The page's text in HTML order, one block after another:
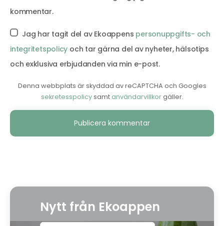
kommentar.
Jag har tagit del av Ekoappens personuppgifts- och
integritetspolicy och tar gärna del av nyheter, hälsotips
och exklusiva erbjudanden via min e-post.
Denna webbplats är skyddad av reCAPTCHA och Googles
sekretesspolicysamtanvändarvillkorgäller.
Alternative:
Nytt från Ekoappen